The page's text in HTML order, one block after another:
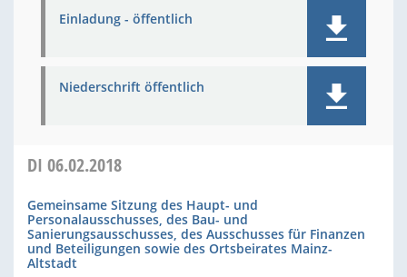
Einladung - öffentlich
Niederschrift öffentlich
DI 06.02.2018
Gemeinsame Sitzung des Haupt- und
Personalausschusses, des Bau- und
Sanierungsausschusses, des Ausschusses für Finanzen
und Beteiligungen sowie des Ortsbeirates Mainz-
Altstadt